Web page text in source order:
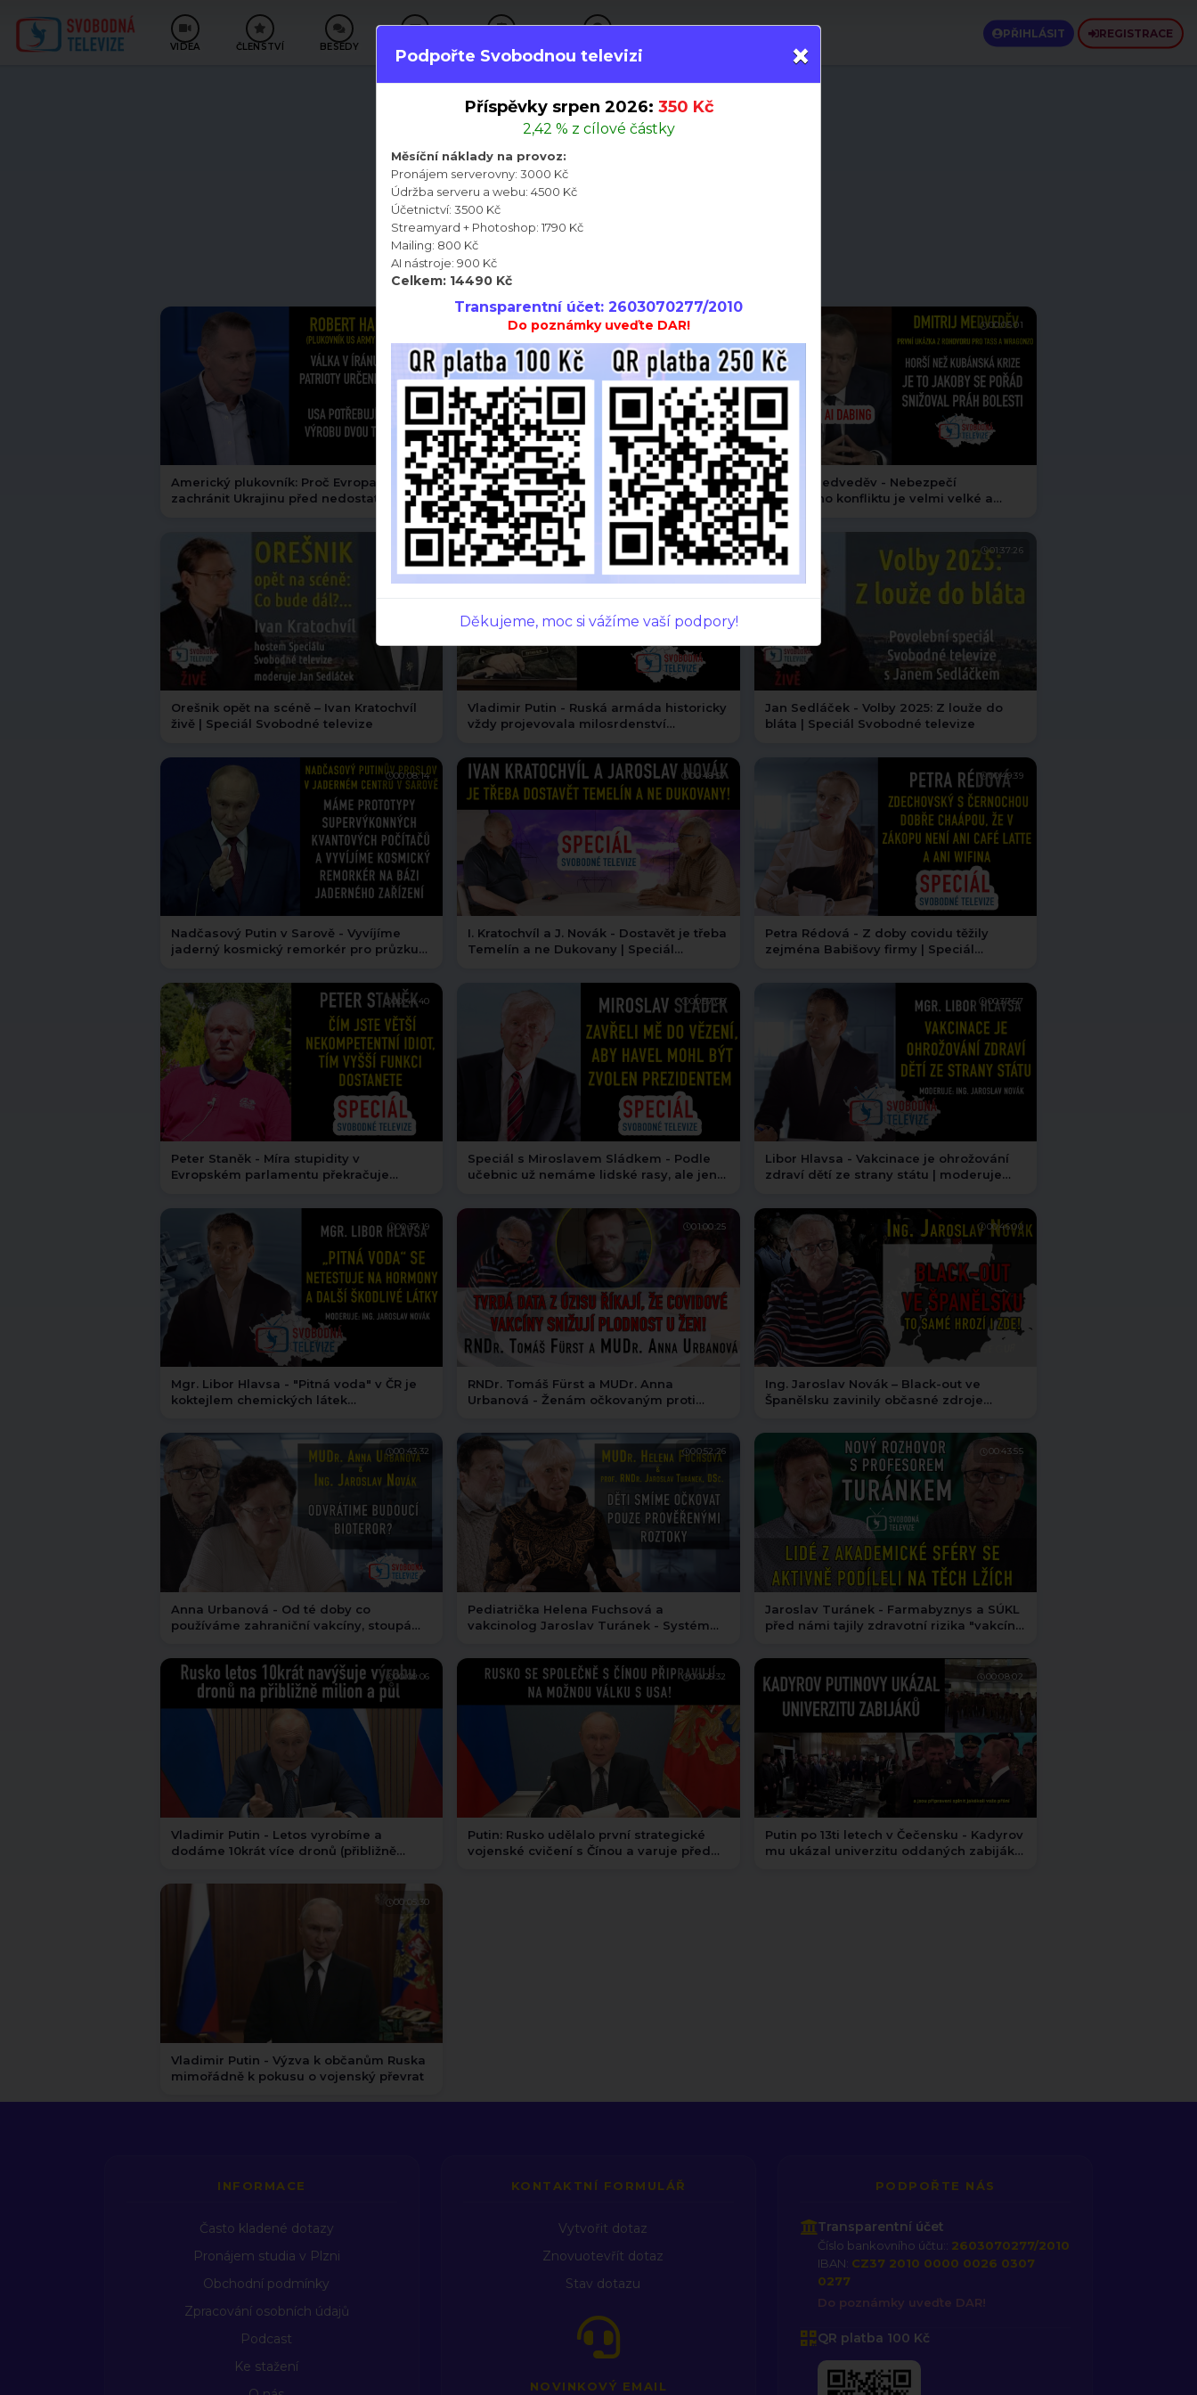
VIDEA ČLENSTVÍ BESEDY
PŘIHLÁSIT REGISTRACE
Speciály Svobodné televize na různá aktuální témata.
Americký plukovník: Proč Evropa nemůže
zachránit Ukrajinu před nedostatkem
Pr.A.S.E: – Speciál s hostem: Petr MACH |
#fackazprava
00:05:01
Dmitrij Medveděv - Nebezpečí
globálního konfliktu je velmi velké a
nezmenšuje se!
Orešnik opět na scéně – Ivan Kratochvíl
živě | Speciál Svobodné televize
00:11:38
Vladimir Putin - Ruská armáda historicky
vždy projevovala milosrdenství
01:37:26
Jan Sedláček - Volby 2025: Z louže do
bláta | Speciál Svobodné televize
00:08:14
Nadčasový Putin v Sarově - Vyvíjíme
jaderný kosmický remorkér pro průzkum
00:48:57
I. Kratochvíl a J. Novák - Dostavět je třeba
Temelín a ne Dukovany | Speciál
00:49:39
Petra Rédová - Z doby covidu těžily
zejména Babišovy firmy | Speciál
00:44:40
Peter Staněk - Míra stupidity v
Evropském parlamentu překračuje
00:57:08
Speciál s Miroslavem Sládkem - Podle
učebnic už nemáme lidské rasy, ale jen
00:37:57
Libor Hlavsa - Vakcinace je ohrožování
zdraví dětí ze strany státu | moderuje
00:37:19
Mgr. Libor Hlavsa - "Pitná voda" v ČR je
koktejlem chemických látek
01:00:25
RNDr. Tomáš Fürst a MUDr. Anna
Urbanová - Ženám očkovaným proti
00:46:00
Ing. Jaroslav Novák – Black-out ve
Španělsku zavinily občasné zdroje
00:43:32
Anna Urbanová - Od té doby co
používáme zahraniční vakcíny, stoupá
00:52:26
Pediatrička Helena Fuchsová a
vakcinolog Jaroslav Turánek - Systém
00:43:55
Jaroslav Turánek - Farmabyznys a SÚKL
před námi tajily zdravotní rizika "vakcín
00:09:06
Vladimir Putin - Letos vyrobíme a
dodáme 10krát více dronů (přibližně
00:05:32
Putin: Rusko udělalo první strategické
vojenské cvičení s Čínou a varuje před
00:08:02
Putin po 13ti letech v Čečensku - Kadyrov
mu ukázal univerzitu oddaných zabijáků,
00:05:30
Vladimir Putin - Výzva k občanům Ruska
mimořádně k pokusu o vojenský převrat
INFORMACE
Často kladené dotazy
Pronájem studia v Plzni
Obchodní podmínky
Zpracování osobních údajů
Podcast
Ke stažení
KONTAKTNÍ FORMULÁŘ
Vytvořit dotaz
Znovuotevřít dotaz
Stav dotazu
NOVINKOVÝ EMAIL
PODPOŘTE NÁS
Transparentní účet
Číslo bankovního účtu:: 2603070277/2010
IBAN: CZ37 2010 0000 0026 0307
0277
Do poznámky uveďte DAR!
QR platba 100 Kč
Podpořte Svobodnou televizi ×
Příspěvky srpen 2026: 350 Kč
2,42 % z cílové částky
Měsíční náklady na provoz:
Pronájem serverovny: 3000 Kč
Údržba serveru a webu: 4500 Kč
Účetnictví: 3500 Kč
Streamyard + Photoshop: 1790 Kč
Mailing: 800 Kč
AI nástroje: 900 Kč
Celkem: 14490 Kč
Transparentní účet: 2603070277/2010
Do poznámky uveďte DAR!
Děkujeme, moc si vážíme vaší podpory!